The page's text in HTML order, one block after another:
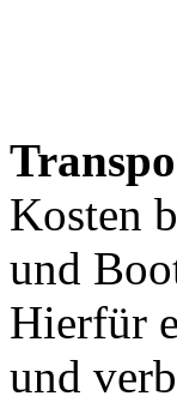
Kosten
und
Hierfür
und